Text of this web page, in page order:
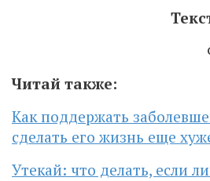
Читай также:
Как поддержать
сделать его жизнь еще
Утекай: что делать, если